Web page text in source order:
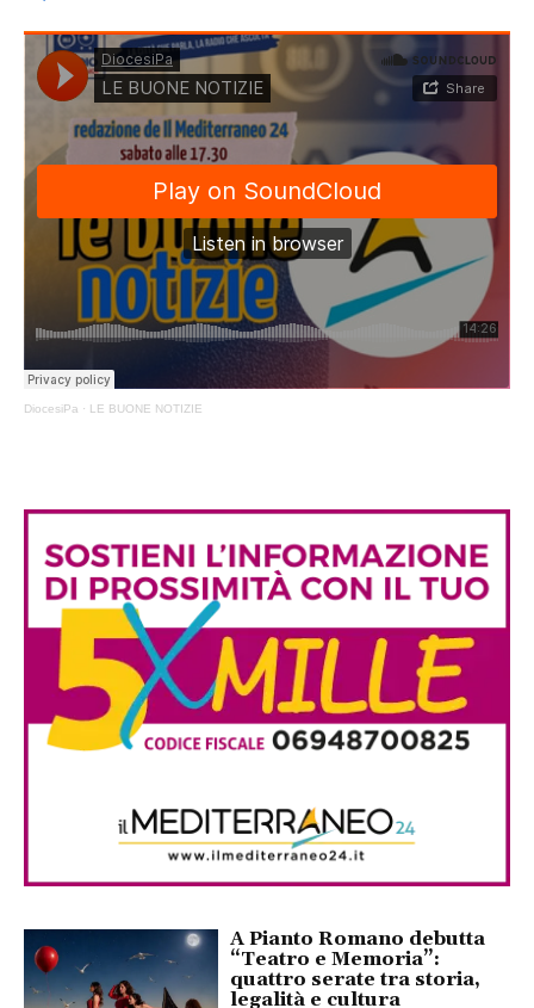
DiocesiPa · LE BUONE NOTIZIE
A Pianto Romano debutta
“Teatro e Memoria”:
quattro serate tra storia,
legalità e cultura